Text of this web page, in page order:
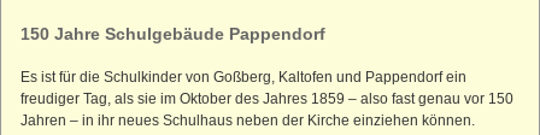
150 Jahre Schulgebäude Pappendorf
Es ist für die Schulkinder von Goßberg, Kaltofen und Pappendorf ein
freudiger Tag, als sie im Oktober des Jahres 1859 – also fast genau vor 150
Jahren – in ihr neues Schulhaus neben der Kirche einziehen können.